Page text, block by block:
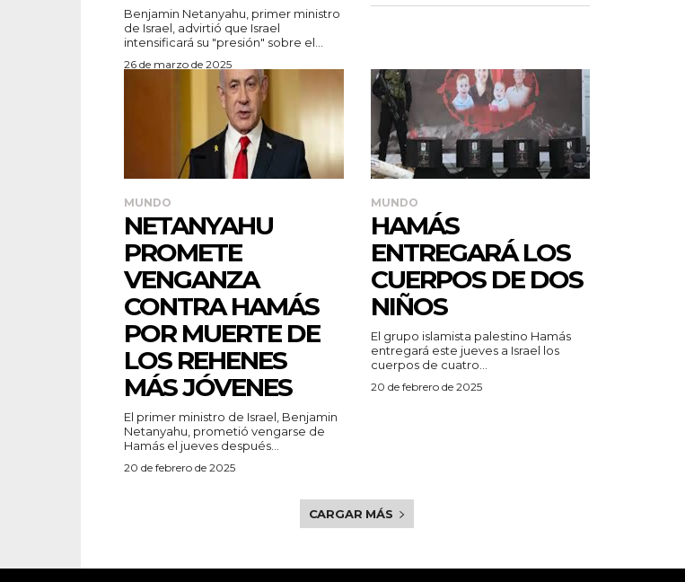
Benjamin Netanyahu, primer ministro
de Israel, advirtió que Israel
intensificará su "presión" sobre el...
26 de marzo de 2025
MUNDO
NETANYAHU
PROMETE
VENGANZA
CONTRA HAMÁS
POR MUERTE DE
LOS REHENES
MÁS JÓVENES
El primer ministro de Israel, Benjamin
Netanyahu, prometió vengarse de
Hamás el jueves después...
20 de febrero de 2025
MUNDO
HAMÁS
ENTREGARÁ LOS
CUERPOS DE DOS
NIÑOS
El grupo islamista palestino Hamás
entregará este jueves a Israel los
cuerpos de cuatro...
20 de febrero de 2025
CARGAR MÁS